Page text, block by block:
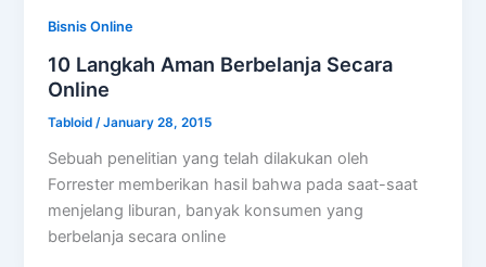
Bisnis Online
10 Langkah Aman Berbelanja Secara
Online
Tabloid/January 28, 2015
Sebuah penelitian yang telah dilakukan oleh
Forrester memberikan hasil bahwa pada saat-saat
menjelang liburan, banyak konsumen yang
berbelanja secara online